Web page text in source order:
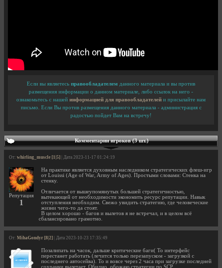
Если вы являетесь правообладателем данного материала и вы против
размещения информации о данном материале, либо ссылок на него -
ознакомьтесь с нашей информацией для правообладателей и присылайте нам
письмо. Если Вы против размещения данного материала - администрация с
радостью пойдет Вам на встречу!
Комментарии игроков (3 шт.)
От: whirling_muscle [1|5] | Дата 2023-11-17 01:24:19
Репутация
1
На практике является духовным наследником стратегических флеш-игр
от Louissi (Age of War, Army of Ages). Простыми словами: Стенка на
стенку.
Отличается от вышеупомянутых большей стратегичностью,
вытекающей от необходимости экономить ресурс репутации. Навык
отступления необходим. Свежо увидить стратегию, где человеческие
жизни чего-то да стоят.
В целом хорошо - багов и вылетов я не встречал, и в целом всё
сбалансировано грамотно.
От: MihaGondyr [8|2] | Дата 2023-10-23 17:35:49
Позалипать на часок, дальше критические баги( То интерфейс
перестанет работать (лечится только перезапуском - загрузкой с
последнего автосейва). То и вовсе через 2 часа при загрузке последней
сохранки вылетает. Обидно, обожаю стратегии по SCP.